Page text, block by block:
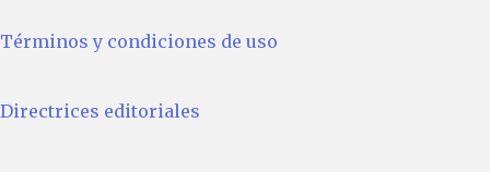
Términos y condiciones de uso
Directrices editoriales